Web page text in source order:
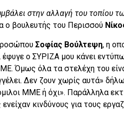
στην αλλαγή του τοπίου
ο βουλευτής του Περισσού
Σοφίας Βούλτεψη, η
ο ΣΥΡΙΖΑ μου κάνει
Όμως όλα τα στελέχη του
Δεν ζουν χωρίς αυτά»
ΜΜΕ ή όχι». Παράλληλα
κινδύνους για τους